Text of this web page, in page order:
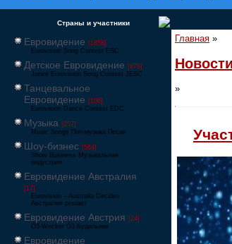
Страны и участники
Евровидение [1858]
Eurovision Song Contest ESC
Детское Евровидение [878]
Junior Eurovision Song Contest JESC
Танцевальное
Евровидение [106]
Eurovision Dance Contest EDC
Музыка [257]
Music Songs Поп-музыка Песни
Шоу-бизнес [564]
Show Business Музыкальная
индустрия
Евровидение Австралия
[17]
Eurovision – Australia Decides
Австралия решает
Евровидение Австрия [24]
Ö3-Wecker Ö3 Будильник
Евровидение
Главная »
»